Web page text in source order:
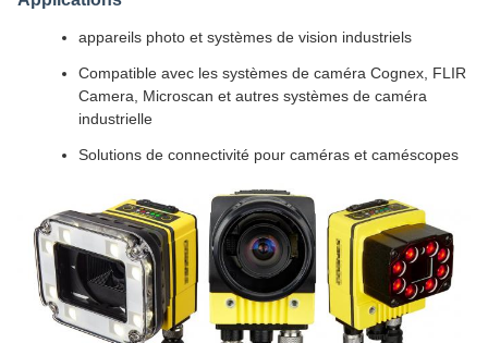
appareils photo et systèmes de vision industriels
Compatible avec les systèmes de caméra Cognex, FLIR
Camera, Microscan et autres systèmes de caméra
industrielle
Solutions de connectivité pour caméras et caméscopes